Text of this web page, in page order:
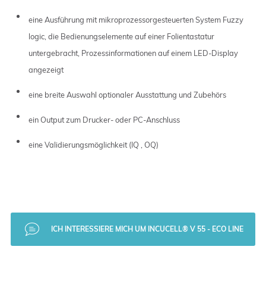
eine Ausführung mit mikroprozessorgesteuerten System Fuzzy
logic, die Bedienungselemente auf einer Folientastatur
untergebracht, Prozessinformationen auf einem LED-Display
angezeigt
eine breite Auswahl optionaler Ausstattung und Zubehörs
ein Output zum Drucker- oder PC-Anschluss
eine Validierungsmöglichkeit (IQ , OQ)
ICH INTERESSIERE MICH UM INCUCELL® V 55 - ECO LINE